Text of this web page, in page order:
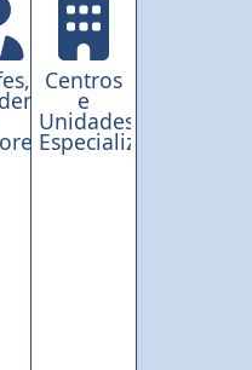
Centros
e
Unidades
Especializadas